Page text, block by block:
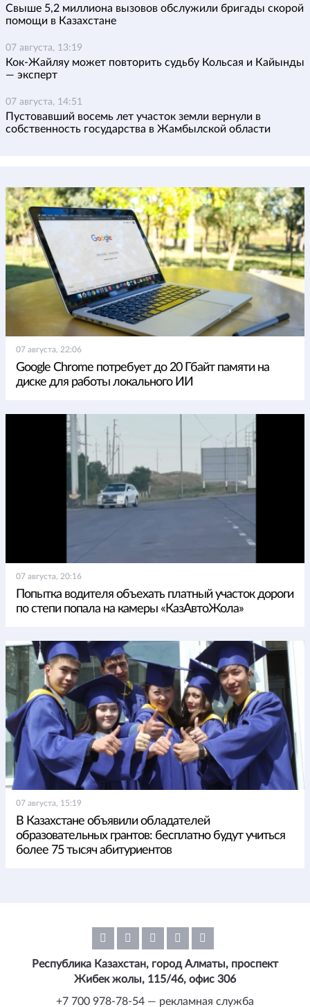
Свыше 5,2 миллиона вызовов обслужили бригады скорой
помощи в Казахстане
07 августа, 13:19
Кок-Жайляу может повторить судьбу Кольсая и Кайынды
— эксперт
07 августа, 14:51
Пустовавший восемь лет участок земли вернули в
собственность государства в Жамбылской области
07 августа, 22:06
Google Chrome потребует до 20 Гбайт памяти на
диске для работы локального ИИ
07 августа, 20:16
Попытка водителя объехать платный участок дороги
по степи попала на камеры «КазАвтоЖола»
07 августа, 15:19
В Казахстане объявили обладателей
образовательных грантов: бесплатно будут учиться
более 75 тысяч абитуриентов
Республика Казахстан, город Алматы, проспект
Жибек жолы, 115/46, офис 306
+7 700 978-78-54 — рекламная служба